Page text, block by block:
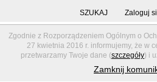
Zgodnie z Rozporządzeniem Ogólnym o
27 kwietnia 2016 r. informujemy, że w
przetwarzamy Twoje dane (szczegóły) i
Zamknij
SZUKAJ Zaloguj